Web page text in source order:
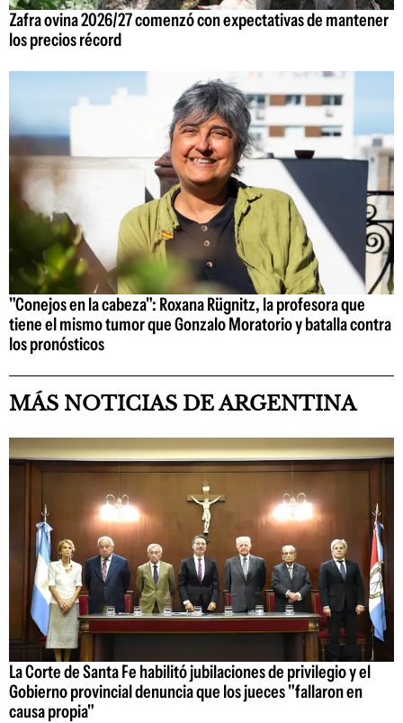
Zafra ovina 2026/27 comenzó con expectativas de mantener
los precios récord
"Conejos en la cabeza": Roxana Rügnitz, la profesora que
tiene el mismo tumor que Gonzalo Moratorio y batalla contra
los pronósticos
MÁS NOTICIAS DE ARGENTINA
La Corte de Santa Fe habilitó jubilaciones de privilegio y el
Gobierno provincial denuncia que los jueces "fallaron en
causa propia"